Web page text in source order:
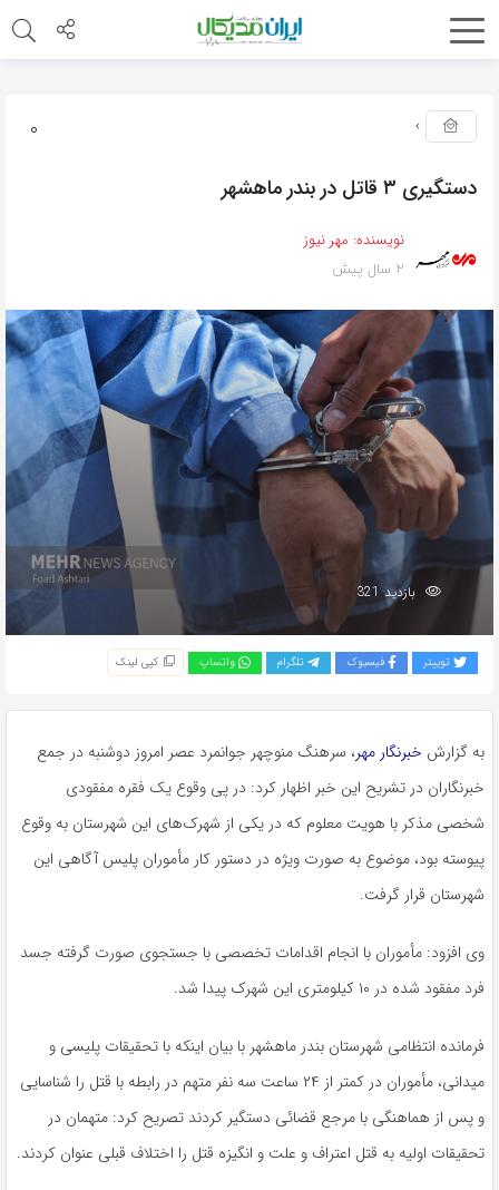
0
دستگیری ۳ قاتل در بندر ماهشهر
نویسنده: مهر نیوز
2 سال پیش
بازدید 321
توییتر فیسبوک تلگرام واتساپ کپی لینک
به گزارش خبرنگار مهر، سرهنگ منوچهر جوانمرد عصر امروز دوشنبه در جمع
خبرنگاران در تشریح این خبر اظهار کرد: در پی وقوع یک فقره مفقودی
شخصی مذکر با هویت معلوم که در یکی از شهرک‌های این شهرستان به وقوع
پیوسته بود، موضوع به صورت ویژه در دستور کار مأموران پلیس آگاهی این
شهرستان قرار گرفت.
وی افزود: مأموران با انجام اقدامات تخصصی با جستجوی صورت گرفته جسد
فرد مفقود شده در ۱۰ کیلومتری این شهرک پیدا شد.
فرمانده انتظامی شهرستان بندر ماهشهر با بیان اینکه با تحقیقات پلیسی و
میدانی، مأموران در کمتر از ۲۴ ساعت سه نفر متهم در رابطه با قتل را شناسایی
و پس از هماهنگی با مرجع قضائی دستگیر کردند تصریح کرد: متهمان در
تحقیقات اولیه به قتل اعتراف و علت و انگیزه قتل را اختلاف قبلی عنوان کردند.